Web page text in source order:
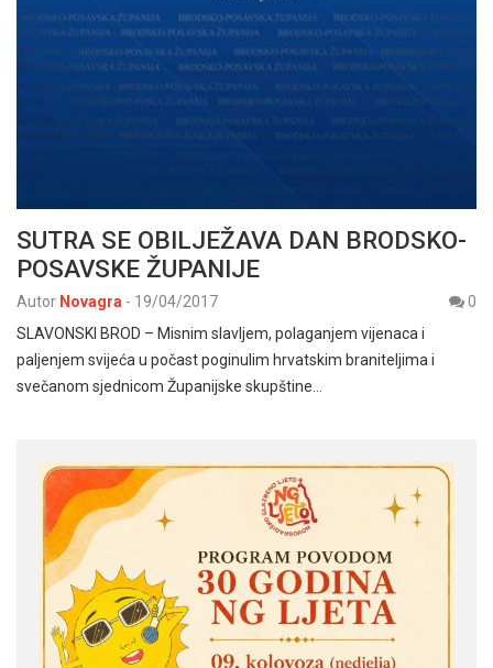
SUTRA SE OBILJEŽAVA DAN BRODSKO-
POSAVSKE ŽUPANIJE
Autor Novagra - 19/04/2017
0
SLAVONSKI BROD – Misnim slavljem, polaganjem vijenaca i
paljenjem svijeća u počast poginulim hrvatskim braniteljima i
svečanom sjednicom Županijske skupštine…